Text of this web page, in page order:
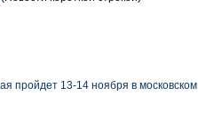
пройдет 13-14 ноября в московском